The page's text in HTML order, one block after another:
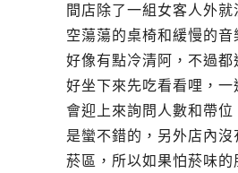
間店除了一組女客人外就
空蕩蕩的桌椅和緩慢的音
好像有點冷清阿，不過都
好坐下來先吃看看哩，一
會迎上來詢問人數和帶位
是蠻不錯的，另外店內沒
菸區，所以如果怕菸味的